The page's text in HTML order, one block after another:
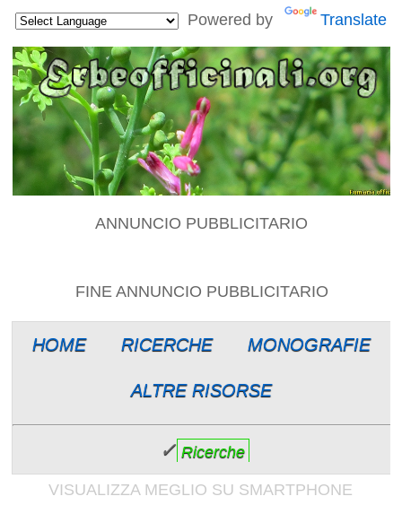
Powered by Translate
ANNUNCIO PUBBLICITARIO
FINE ANNUNCIO PUBBLICITARIO
HOME RICERCHE MONOGRAFIE
ALTRE RISORSE
✓ Ricerche
VISUALIZZA MEGLIO SU SMARTPHONE